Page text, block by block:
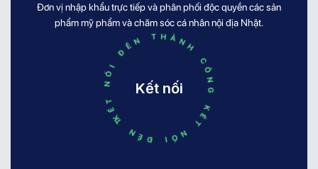
Đơn vị nhập khẩu trực tiếp và phân phối độc quyền các sản
phẩm mỹ phẩm và chăm sóc cá nhân nội địa Nhật.
KẾT NỐI ĐẾN THÀNH CÔNG KẾT NỐI ĐẾN THÀNH CÔNG
Kết nối